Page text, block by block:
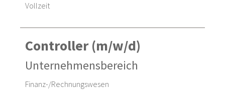
Vollzeit
Controller (m/w/d)
Unternehmensbereich
Finanz-/Rechnungswesen